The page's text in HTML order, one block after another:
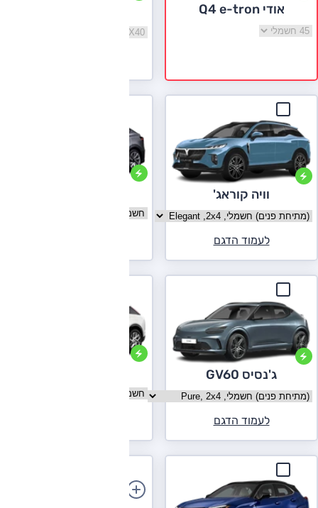
אודי Q4 e-tron
בחר גרסה אודי Q4 e-tron
בחר גרסה וולוו EX40
וויה קוראג'
בחר גרסה וויה קוראג'
לעמוד הדגם
בחר גרסה טסלה מודל Y
ג'נסיס GV60
בחר גרסה ג'נסיס GV60
לעמוד הדגם
בחר גרסה קאדילק אופטיק